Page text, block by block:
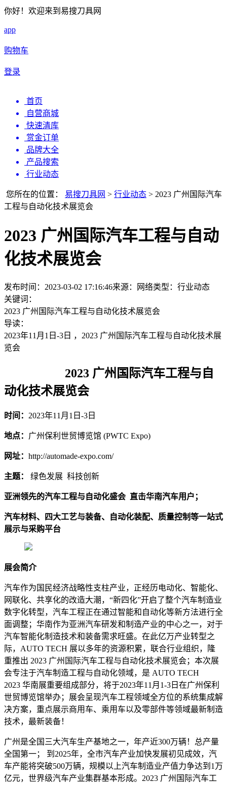
你好！欢迎来到易搜刀具网
app
购物车
登录
首页
自营商城
快速清库
赏金订单
品牌大全
产品搜索
行业动态
您所在的位置： 易搜刀具网 > 行业动态 > 2023 广州国际汽车
工程与自动化技术展览会
2023 广州国际汽车工程与自动
化技术展览会
发布时间：2023-03-02 17:16:46来源：网络类型： 行业动态
关键词：
2023 广州国际汽车工程与自动化技术展览会
导读：
2023年11月1日-3日 ，2023 广州国际汽车工程与自动化技术展
览会
2023 广州国际汽车工程与自
动化技术展览会
时间： 2023年11月1日-3日
地点： 广州保利世贸博览馆 (PWTC Expo)
网址： http://automade-expo.com/
主题： 绿色发展 科技创新
亚洲领先的汽车工程与自动化盛会 直击华南汽车用户；
汽车材料、四大工艺与装备、自动化装配、质量控制等一站式
展示与采购平台
展会简介
汽车作为国民经济战略性支柱产业，正经历电动化、智能化、
网联化、共享化的改造大潮，“新四化”开启了整个汽车制造业
数字化转型，汽车工程正在通过智能和自动化等新方法进行全
面调整；华南作为亚洲汽车研发和制造产业的中心之一，对于
汽车智能化制造技术和装备需求旺盛。在此亿万产业转型之
际，AUTO TECH 展以多年的资源积累，联合行业组织，隆
重推出 2023 广州国际汽车工程与自动化技术展览会；本次展
会专注于汽车制造工程与自动化领域，是 AUTO TECH
2023 华南展重要组成部分，将于2023年11月1-3日在广州保利
世贸博览馆举办；展会呈现汽车工程领域全方位的系统集成解
决方案，重点展示商用车、乘用车以及零部件等领域最新制造
技术，最新装备！
广州是全国三大汽车生产基地之一，年产近300万辆！总产量
全国第一； 到2025年，全市汽车产业加快发展初见成效，汽
车产能将突破500万辆，规模以上汽车制造业产值力争达到1万
亿元，世界级汽车产业集群基本形成。2023 广州国际汽车工